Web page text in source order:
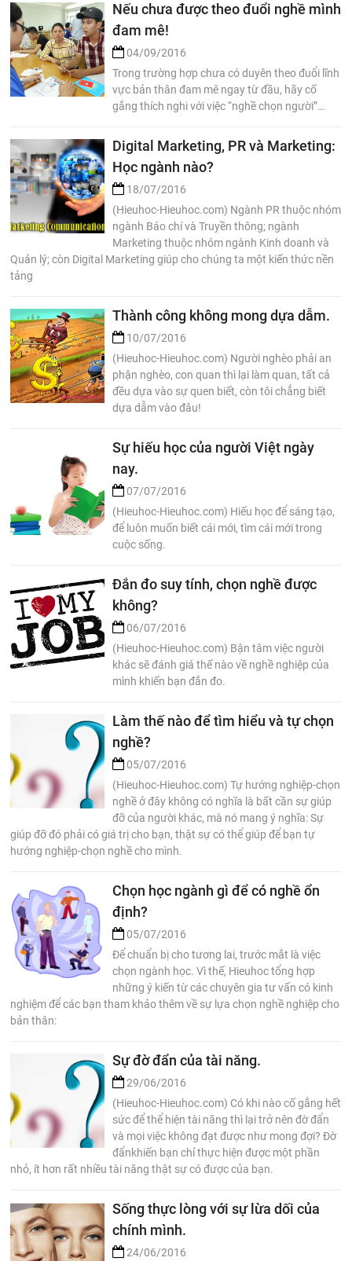
Nếu chưa được theo đuổi nghề mình
đam mê!
04/09/2016
Trong trường hợp chưa có duyên theo đuổi lĩnh
vực bản thân đam mê ngay từ đầu, hãy cố
gắng thích nghi với việc “nghề chọn người”…
Digital Marketing, PR và Marketing:
Học ngành nào?
18/07/2016
(Hieuhoc-Hieuhoc.com) Ngành PR thuộc nhóm
ngành Báo chí và Truyền thông; ngành
Marketing thuộc nhóm ngành Kinh doanh và
Quản lý; còn Digital Marketing giúp cho chúng ta một kiến thức nền
tảng
Thành công không mong dựa dẫm.
10/07/2016
(Hieuhoc-Hieuhoc.com) Người nghèo phải an
phận nghèo, con quan thì lại làm quan, tất cả
đều dựa vào sự quen biết, còn tôi chẳng biết
dựa dẫm vào đâu!
Sự hiếu học của người Việt ngày
nay.
07/07/2016
(Hieuhoc-Hieuhoc.com) Hiếu học để sáng tạo,
để luôn muốn biết cái mới, tìm cái mới trong
cuộc sống.
Đắn đo suy tính, chọn nghề được
không?
06/07/2016
(Hieuhoc-Hieuhoc.com) Bận tâm việc người
khác sẽ đánh giá thế nào về nghề nghiệp của
mình khiến bạn đắn đo.
Làm thế nào để tìm hiểu và tự chọn
nghề?
05/07/2016
(Hieuhoc-Hieuhoc.com) Tự hướng nghiệp-chọn
nghề ở đây không có nghĩa là bất cần sự giúp
đỡ của người khác, mà nó mang ý nghĩa: Sự
giúp đỡ đó phải có giá trị cho bạn, thật sự có thể giúp để bạn tự
hướng nghiệp-chọn nghề cho mình.
Chọn học ngành gì để có nghề ổn
định?
05/07/2016
Để chuẩn bị cho tương lai, trước mắt là việc
chọn ngành học. Vì thế, Hieuhoc tổng hợp
những ý kiến từ các chuyên gia tư vấn có kinh
nghiệm để các bạn tham khảo thêm về sự lựa chọn nghề nghiệp cho
bản thân:
Sự đờ đẩn của tài năng.
29/06/2016
(Hieuhoc-Hieuhoc.com) Có khi nào cố gắng hết
sức để thể hiện tài năng thì lại trở nên đờ đẩn
và mọi việc không đạt được như mong đợi? Đờ
đẩnkhiến bạn chỉ thực hiện được một phần
nhỏ, ít hơn rất nhiều tài năng thật sự có được của bạn.
Sống thực lòng với sự lừa dối của
chính mình.
24/06/2016